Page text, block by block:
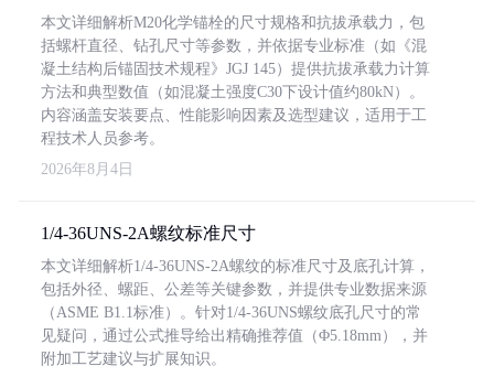
本文详细解析M20化学锚栓的尺寸规格和抗拔承载力，包
括螺杆直径、钻孔尺寸等参数，并依据专业标准（如《混
凝土结构后锚固技术规程》JGJ 145）提供抗拔承载力计算
方法和典型数值（如混凝土强度C30下设计值约80kN）。
内容涵盖安装要点、性能影响因素及选型建议，适用于工
程技术人员参考。
2026年8月4日
1/4-36UNS-2A螺纹标准尺寸
本文详细解析1/4-36UNS-2A螺纹的标准尺寸及底孔计算，
包括外径、螺距、公差等关键参数，并提供专业数据来源
（ASME B1.1标准）。针对1/4-36UNS螺纹底孔尺寸的常
见疑问，通过公式推导给出精确推荐值（Φ5.18mm），并
附加工艺建议与扩展知识。